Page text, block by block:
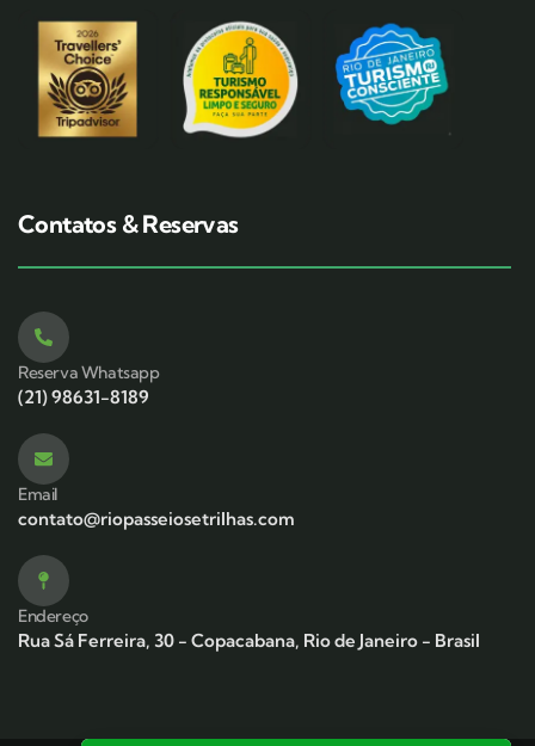
Contatos & Reservas
Reserva Whatsapp
(21) 98631-8189
Email
contato@riopasseiosetrilhas.com
Endereço
Rua Sá Ferreira, 30 - Copacabana, Rio de Janeiro - Brasil